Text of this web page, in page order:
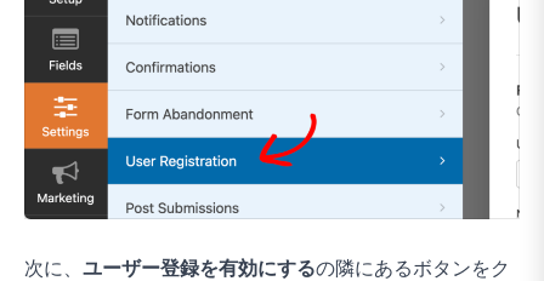
次に、 ユーザー登録を有効にするの隣にあるボタンをク